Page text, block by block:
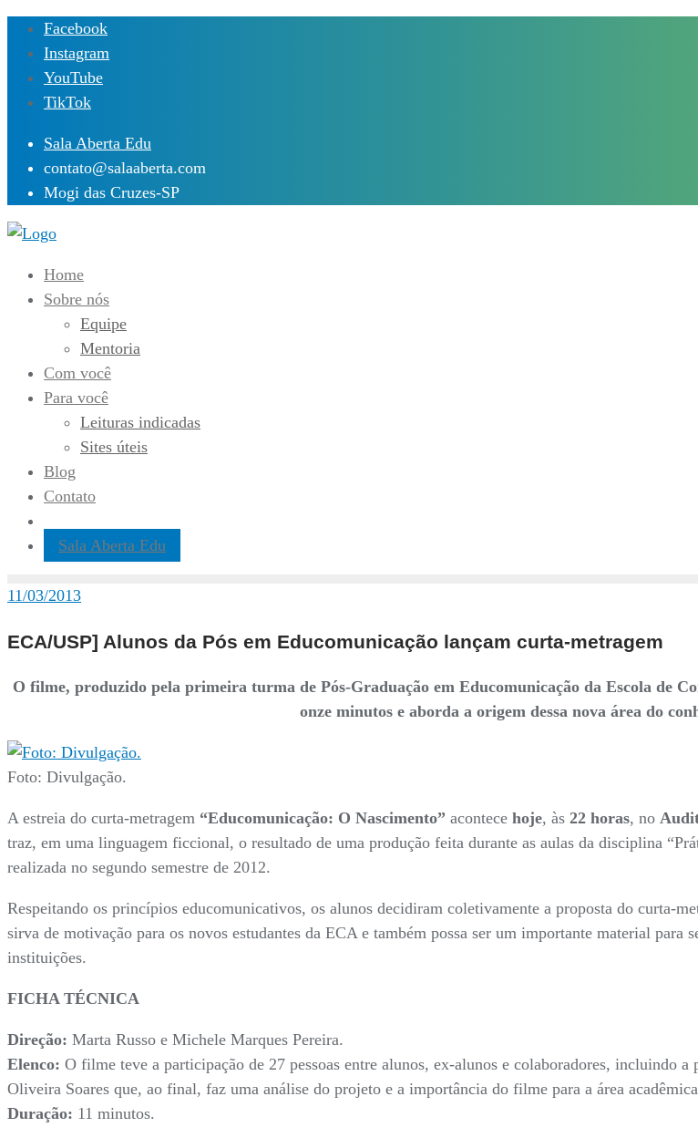
Skip
content
Facebook
Instagram
YouTube
TikTok
Sala Aberta Edu
contato@salaaberta.com
Mogi das Cruzes-SP
Home
Sobre nós
Equipe
Mentoria
Com você
Para você
Leituras indicadas
Sites úteis
Blog
Contato
Sala Aberta Edu
11/03/2013
ECA/USP] Alunos da Pós em Educomunicação lançam curta-metragem
O filme, produzido pela primeira turma de Pós-Graduação em Educomunicação da Escola de
onze minutos e aborda a origem dessa nova área do
Foto: Divulgação.
A estreia do curta-metragem “Educomunicação: O Nascimento” acontece hoje, às 22 horas, no
traz, em uma linguagem ficcional, o resultado de uma produção feita durante as aulas da disciplina
realizada no segundo semestre de 2012.
Respeitando os princípios educomunicativos, os alunos decidiram coletivamente a proposta do curta-
sirva de motivação para os novos estudantes da ECA e também possa ser um importante material para
instituições.
FICHA TÉCNICA
Direção: Marta Russo e Michele Marques Pereira.
Elenco: O filme teve a participação de 27 pessoas entre alunos, ex-alunos e colaboradores, incluindo
Oliveira Soares que, ao final, faz uma análise do projeto e a importância do filme para a área
Duração: 11 minutos.